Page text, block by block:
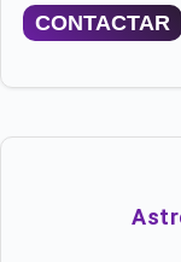
CONTACTAR